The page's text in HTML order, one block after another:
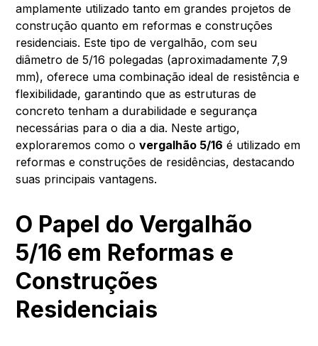
amplamente utilizado tanto em grandes projetos de
construção quanto em reformas e construções
residenciais. Este tipo de vergalhão, com seu
diâmetro de 5/16 polegadas (aproximadamente 7,9
mm), oferece uma combinação ideal de resistência e
flexibilidade, garantindo que as estruturas de
concreto tenham a durabilidade e segurança
necessárias para o dia a dia. Neste artigo,
exploraremos como overgalhão 5/16 é utilizado em
reformas e construções de residências, destacando
suas principais vantagens.
O Papel do Vergalhão
5/16 em Reformas e
Construções
Residenciais